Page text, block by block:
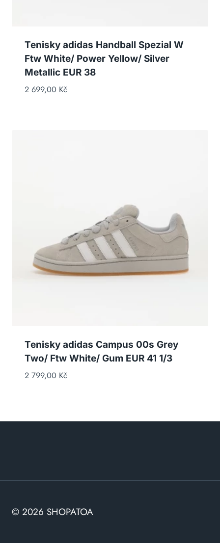
Tenisky adidas Handball Spezial W
Ftw White/ Power Yellow/ Silver
Metallic EUR 38
2 699,00 Kč
Tenisky adidas Campus 00s Grey
Two/ Ftw White/ Gum EUR 41 1/3
2 799,00 Kč
© 2026 SHOPATOA